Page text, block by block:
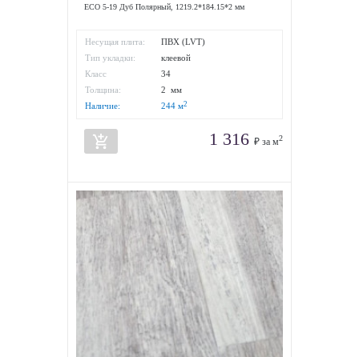
ЕСО 5-19 Дуб Полярный, 1219.2*184.15*2 мм
Несущая плита:
ПВХ (LVT)
Тип укладки:
клеевой
Класс
износостойкости:
34
Толщина:
2 мм
Наличие:
244 м2
add_shopping_cart 1 316 ₽ за м2